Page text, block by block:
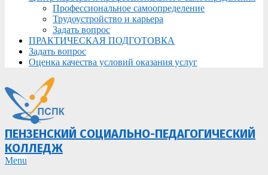
Профессиональное самоопределение
Трудоустройство и карьера
Задать вопрос
ПРАКТИЧЕСКАЯ ПОДГОТОВКА
Задать вопрос
Оценка качества условий оказания услуг
ПЕНЗЕНСКИЙ СОЦИАЛЬНО-ПЕДАГОГИЧЕСКИЙ
КОЛЛЕДЖ
Primary
Menu